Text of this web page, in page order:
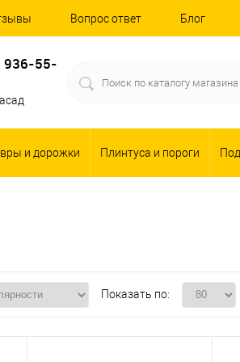
Вопрос ответ Блог
936-55-
и дорожки Плинтуса и пороги
Показать по: